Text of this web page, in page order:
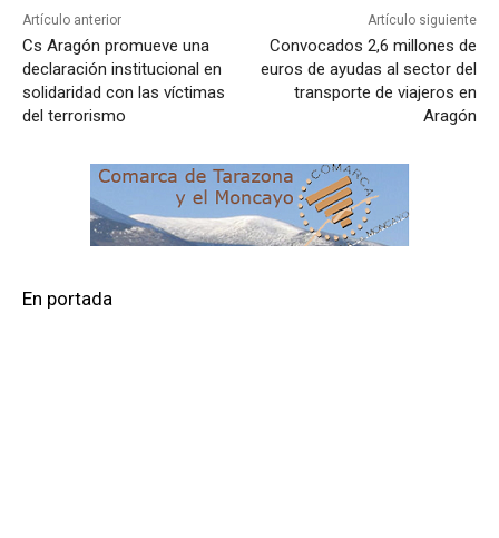
Artículo anterior
Cs Aragón promueve una
declaración institucional en
solidaridad con las víctimas
del terrorismo
Artículo siguiente
Convocados 2,6 millones de
euros de ayudas al sector del
transporte de viajeros en
Aragón
En portada